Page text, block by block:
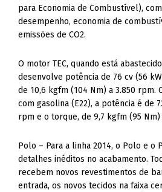
para Economia de Combustível),
desempenho, economia de
emissões de CO2.
O motor TEC, quando está
desenvolve potência de 76 cv (56
de 10,6 kgfm (104 Nm) a 3.850 rpm.
com gasolina (E22), a potência é de
rpm e o torque, de 9,7 kgfm (95 Nm)
Polo – Para a linha 2014, o Polo e o
detalhes inéditos no acabamento.
recebem novos revestimentos de
entrada, os novos tecidos na faixa